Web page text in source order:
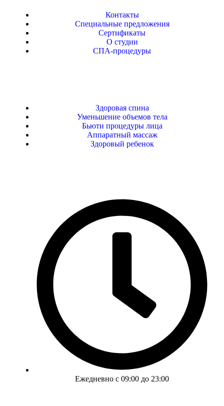
Контакты
Специальные предложения
Сертификаты
О студии
СПА-процедуры
Здоровая спина
Уменьшение объемов тела
Бьюти процедуры лица
Аппаратный массаж
Здоровый ребенок
Ежедневно с 09:00 до 23:00